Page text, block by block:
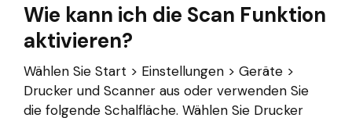
Wie kann ich die Scan Funktion
aktivieren?
Wählen Sie Start > Einstellungen > Geräte >
Drucker und Scanner aus oder verwenden Sie
die folgende Schalfläche. Wählen Sie Drucker